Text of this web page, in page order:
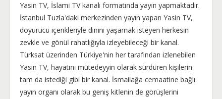
Yasin TV, İslami TV kanalı formatında yayın yapmaktadır.
İstanbul Tuzla'daki merkezinden yayın yapan Yasin TV,
doyurucu içerikleriyle dinini yaşamak isteyen herkesin
zevkle ve gönül rahatlığıyla izleyebileceği bir kanal.
Türksat üzerinden Türkiye'nin her tarafından izlenebilen
Yasin TV, hayatını mütedeyyin olarak sürdüren kişilerin
tam da istediği gibi bir kanal. İsmailağa cemaatine bağlı
yayın organı olarak bu geniş kitlenin de görüşlerini